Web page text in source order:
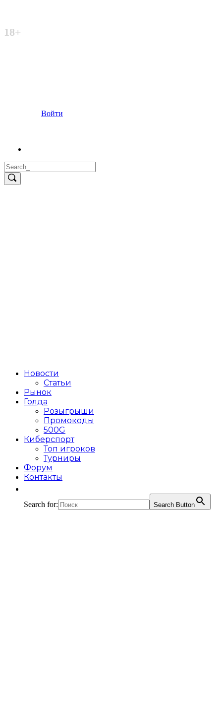
18+
Войти
Новости
Статьи
Рынок
Голда
Розыгрыши
Промокоды
500G
Киберспорт
Топ игроков
Турниры
Форум
Контакты
Search for: Search Button